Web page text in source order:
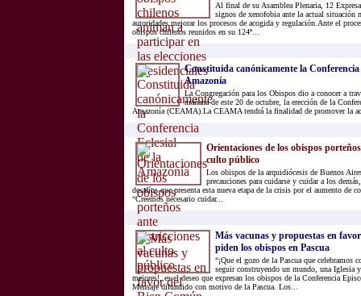
Al final de su Asamblea Plenaria, 12
signos de xenofobia ante la actual situación
autoridades mejorar los procesos de acogida y regulación.Ante el
obispos chilenos reunidos en su 124ª...
Constituida canónicamente la Conferencia
Amazonía
La Congregación para los Obispos dio a conocer a
mañana de este 20 de octubre, la erección de la
Amazonía (CEAMA).La CEAMA tendrá la finalidad de promover la
Orientaciones de los obispos
culto público
Los obispos de la arquidiócesis de Buenos
precauciones para cuidarse y cuidar a los
desafíos que presenta esta nueva etapa de la crisis por el aumento de
“Creemos necesario cuidar...
Más vacunas y propuestas en
piden los obispos en Pascua
“¡Que el gozo de la Pascua que celebramos
seguir construyendo un mundo, una Iglesia y
mejores!, es el deseo que expresan los obispos de la Conferencia
Mensaje difundido con motivo de la Pascua. Los...